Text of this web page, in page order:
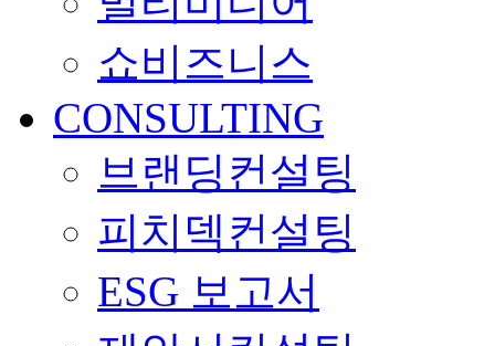
쇼비즈니스
CONSULTING
브랜딩컨설팅
피치덱컨설팅
ESG 보고서